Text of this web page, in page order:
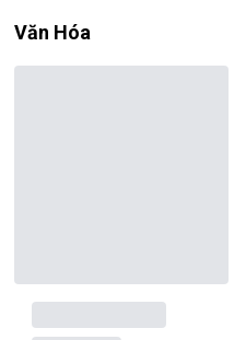
Văn Hóa